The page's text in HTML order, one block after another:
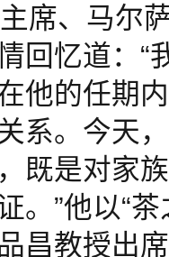
席、马尔
回忆道：“
他的任期
系。今天
既是对家
。”他以“
昌教授出